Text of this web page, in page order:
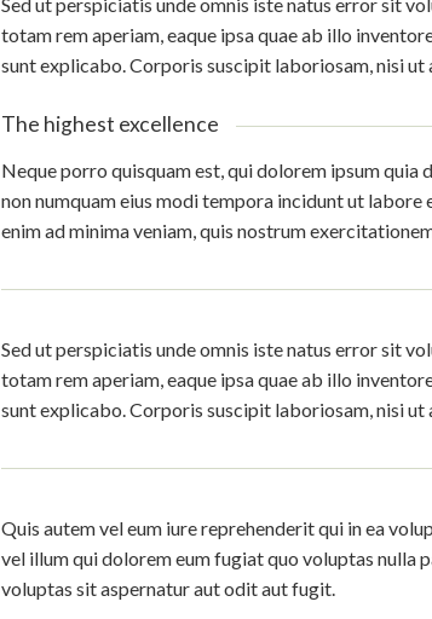
totam rem aperiam, eaque ipsa quae ab illo
sunt explicabo. Corporis suscipit laboriosam, nisi ut
The highest excellence
Neque porro quisquam est, qui dolorem ipsum
non numquam eius modi tempora incidunt ut
enim ad minima veniam, quis nostrum
Sed ut perspiciatis unde omnis iste natus error sit
totam rem aperiam, eaque ipsa quae ab illo
sunt explicabo. Corporis suscipit laboriosam, nisi ut
Quis autem vel eum iure reprehenderit qui in ea
vel illum qui dolorem eum fugiat quo voluptas nulla
voluptas sit aspernatur aut odit aut fugit.